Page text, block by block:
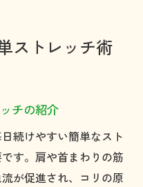
ストレッチ術
チの紹介
続けやすい簡単なスト
す。肩や首まわりの筋
が促進され、コリの原